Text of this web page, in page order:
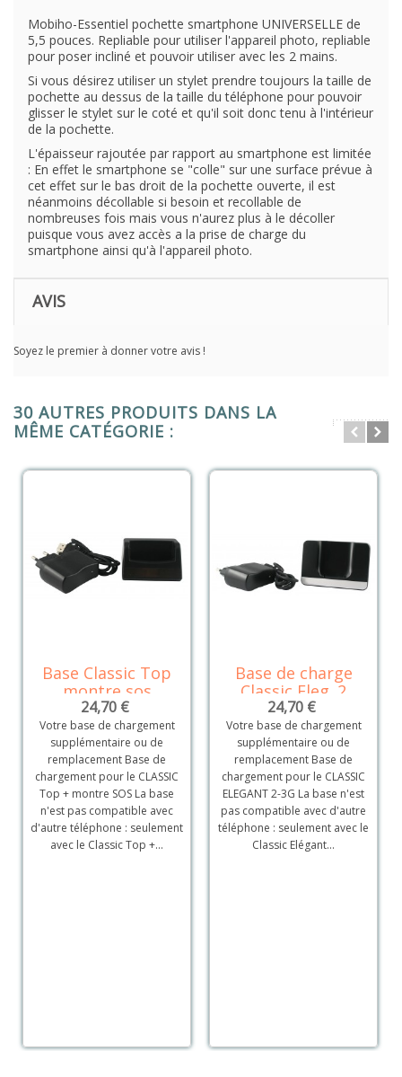
Mobiho-Essentiel pochette smartphone UNIVERSELLE de
5,5 pouces. Repliable pour utiliser l'appareil photo, repliable
pour poser incliné et pouvoir utiliser avec les 2 mains.
Si vous désirez utiliser un stylet prendre toujours la taille de
pochette au dessus de la taille du téléphone pour pouvoir
glisser le stylet sur le coté et qu'il soit donc tenu à l'intérieur
de la pochette.
L'épaisseur rajoutée par rapport au smartphone est limitée
: En effet le smartphone se "colle" sur une surface prévue à
cet effet sur le bas droit de la pochette ouverte, il est
néanmoins décollable si besoin et recollable de
nombreuses fois mais vous n'aurez plus à le décoller
puisque vous avez accès a la prise de charge du
smartphone ainsi qu'à l'appareil photo.
AVIS
Soyez le premier à donner votre avis !
30 AUTRES PRODUITS DANS LA
MÊME CATÉGORIE :
Base Classic Top
montre sos
24,70 €
Votre base de chargement
supplémentaire ou de
remplacement Base de
chargement pour le CLASSIC
Top + montre SOS La base
n'est pas compatible avec
d'autre téléphone : seulement
avec le Classic Top +...
Base de charge
Classic Eleg. 2
24,70 €
Votre base de chargement
supplémentaire ou de
remplacement Base de
chargement pour le CLASSIC
ELEGANT 2-3G La base n'est
pas compatible avec d'autre
téléphone : seulement avec le
Classic Elégant...